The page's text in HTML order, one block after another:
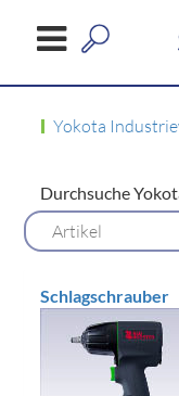
Yokota
Durchsuche
Schlagschrauber